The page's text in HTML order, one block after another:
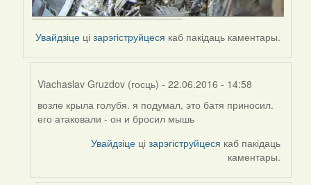
Увайдзіце цізарэгіструйцеся каб пакідаць каментары.
Viachaslav Gruzdov (госць) - 22.06.2016 - 14:58
In
reply
возле крыла голубя. я подумал, это батя приносил.
его атаковали - он и бросил мышь
Увайдзіце цізарэгіструйцеся каб пакідаць
каментары.